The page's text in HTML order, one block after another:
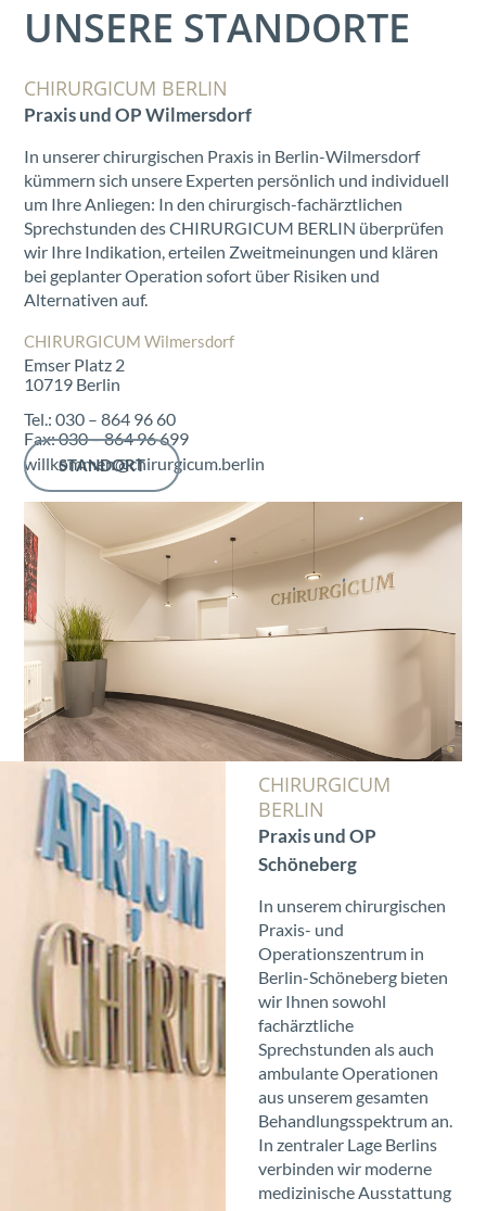
UNSERE STANDORTE
CHIRURGICUM BERLIN
Praxis und OP Wilmersdorf
In unserer chirurgischen Praxis in Berlin-Wilmersdorf
kümmern sich unsere Experten persönlich und individuell
um Ihre Anliegen: In den chirurgisch-fachärztlichen
Sprechstunden des CHIRURGICUM BERLIN überprüfen
wir Ihre Indikation, erteilen Zweitmeinungen und klären
bei geplanter Operation sofort über Risiken und
Alternativen auf.
CHIRURGICUM Wilmersdorf
Emser Platz 2
10719 Berlin
Tel.: 030 – 864 96 60
Fax: 030 – 864 96 699
willkommen@chirurgicum.berlin
STANDORT
CHIRURGICUM
BERLIN
Praxis und OP
Schöneberg
In unserem chirurgischen
Praxis- und
Operationszentrum in
Berlin-Schöneberg bieten
wir Ihnen sowohl
fachärztliche
Sprechstunden als auch
ambulante Operationen
aus unserem gesamten
Behandlungsspektrum an.
In zentraler Lage Berlins
verbinden wir moderne
medizinische Ausstattung